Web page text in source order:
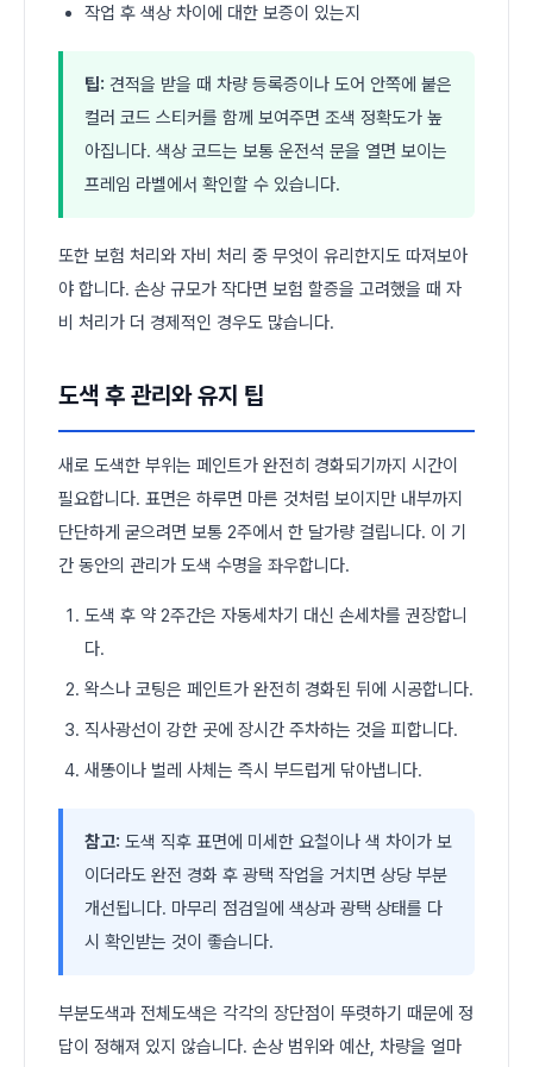
작업 후 색상 차이에 대한 보증이 있는지
팁: 견적을 받을 때 차량 등록증이나 도어 안쪽에 붙은
컬러 코드 스티커를 함께 보여주면 조색 정확도가 높
아집니다. 색상 코드는 보통 운전석 문을 열면 보이는
프레임 라벨에서 확인할 수 있습니다.
또한 보험 처리와 자비 처리 중 무엇이 유리한지도 따져보아
야 합니다. 손상 규모가 작다면 보험 할증을 고려했을 때 자
비 처리가 더 경제적인 경우도 많습니다.
도색 후 관리와 유지 팁
새로 도색한 부위는 페인트가 완전히 경화되기까지 시간이
필요합니다. 표면은 하루면 마른 것처럼 보이지만 내부까지
단단하게 굳으려면 보통 2주에서 한 달가량 걸립니다. 이 기
간 동안의 관리가 도색 수명을 좌우합니다.
도색 후 약 2주간은 자동세차기 대신 손세차를 권장합니
다.
왁스나 코팅은 페인트가 완전히 경화된 뒤에 시공합니다.
직사광선이 강한 곳에 장시간 주차하는 것을 피합니다.
새똥이나 벌레 사체는 즉시 부드럽게 닦아냅니다.
참고: 도색 직후 표면에 미세한 요철이나 색 차이가 보
이더라도 완전 경화 후 광택 작업을 거치면 상당 부분
개선됩니다. 마무리 점검일에 색상과 광택 상태를 다
시 확인받는 것이 좋습니다.
부분도색과 전체도색은 각각의 장단점이 뚜렷하기 때문에 정
답이 정해져 있지 않습니다. 손상 범위와 예산, 차량을 얼마